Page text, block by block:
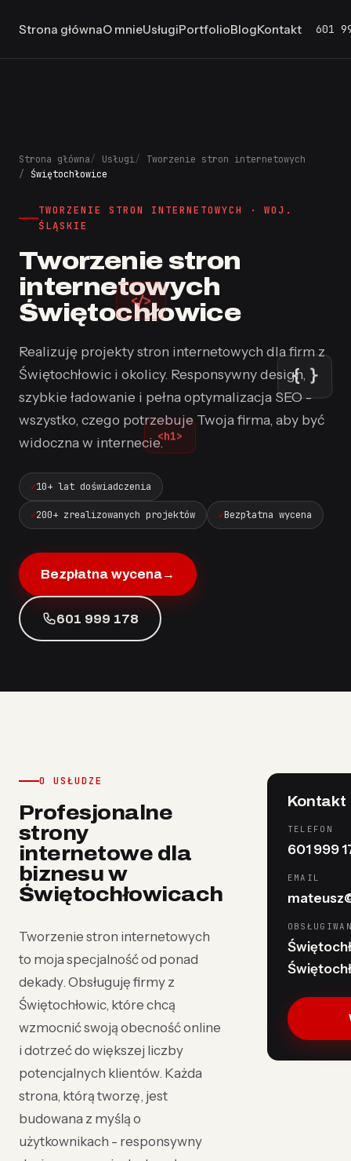
Strona głównaO mnieUsługiPortfolioBlogKontakt 601
</>
{ }
<h1>
Strona główna Usługi
Tworzenie stron internetowych
Świętochłowice
TWORZENIE STRON INTERNETOWYCH · WOJ.
ŚLĄSKIE
Tworzenie stron
internetowych
Świętochłowice
Realizuję projekty stron internetowych dla firm z
Świętochłowic i okolicy. Responsywny design,
szybkie ładowanie i pełna optymalizacja SEO -
wszystko, czego potrzebuje Twoja firma, aby być
widoczna w internecie.
10+ lat doświadczenia
200+ zrealizowanych projektów Bezpłatna wycena
Bezpłatna wycena→
601 999 178
O USŁUDZE
Profesjonalne
strony
internetowe dla
biznesu w
Świętochłowicach
Tworzenie stron internetowych
to moja specjalność od ponad
dekady. Obsługuję firmy z
Świętochłowic, które chcą
wzmocnić swoją obecność online
i dotrzeć do większej liczby
potencjalnych klientów. Każda
strona, którą tworzę, jest
budowana z myślą o
użytkownikach - responsywny
Kontakt
TELEFON
601 999
EMAIL